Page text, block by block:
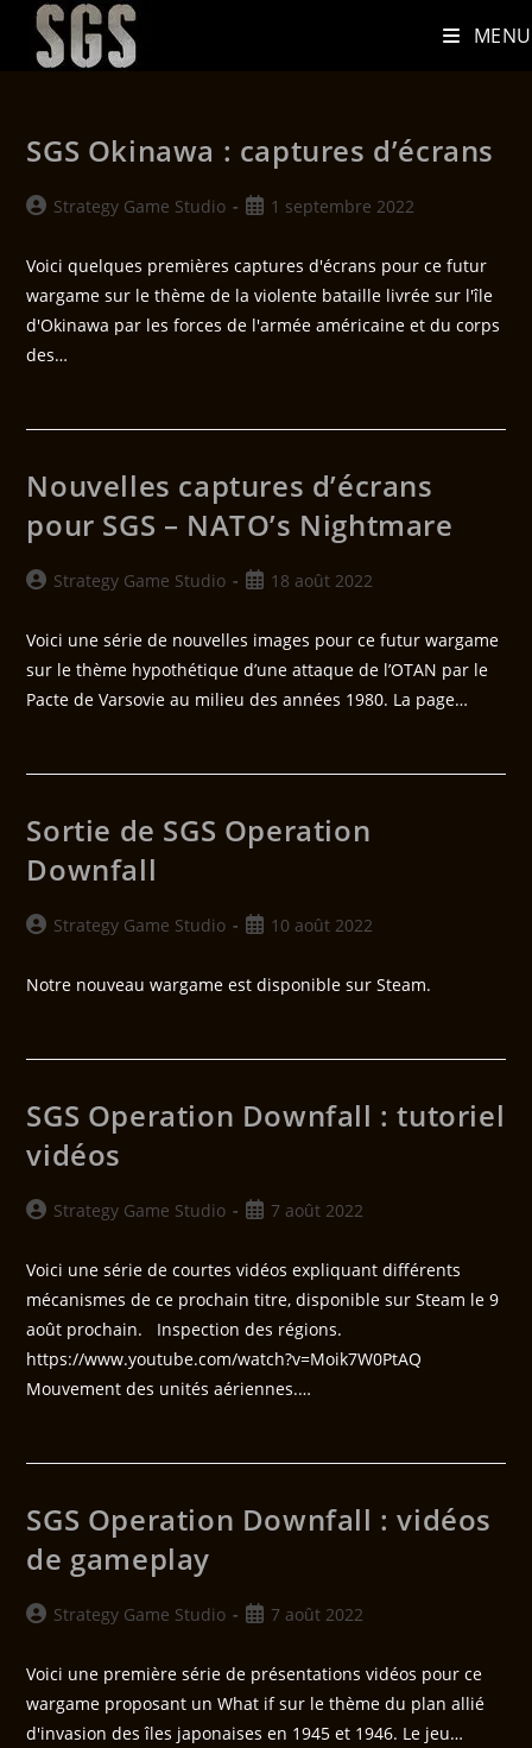
MENU
SGS Okinawa : captures d’écrans
Strategy Game Studio 1 septembre 2022
Voici quelques premières captures d'écrans pour ce futur
wargame sur le thème de la violente bataille livrée sur l'île
d'Okinawa par les forces de l'armée américaine et du corps
des…
Nouvelles captures d’écrans
pour SGS – NATO’s Nightmare
Strategy Game Studio 18 août 2022
Voici une série de nouvelles images pour ce futur wargame
sur le thème hypothétique d’une attaque de l’OTAN par le
Pacte de Varsovie au milieu des années 1980. La page…
Sortie de SGS Operation
Downfall
Strategy Game Studio 10 août 2022
Notre nouveau wargame est disponible sur Steam.
SGS Operation Downfall : tutoriel
vidéos
Strategy Game Studio 7 août 2022
Voici une série de courtes vidéos expliquant différents
mécanismes de ce prochain titre, disponible sur Steam le 9
août prochain. Inspection des régions.
https://www.youtube.com/watch?v=Moik7W0PtAQ
Mouvement des unités aériennes.…
SGS Operation Downfall : vidéos
de gameplay
Strategy Game Studio 7 août 2022
Voici une première série de présentations vidéos pour ce
wargame proposant un What if sur le thème du plan allié
d'invasion des îles japonaises en 1945 et 1946. Le jeu…